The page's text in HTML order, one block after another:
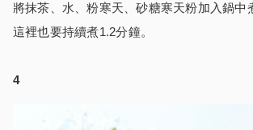
將抹茶、水、粉寒天、砂糖寒天粉加入鍋中
這裡也要持續煮1.2分鐘。
4